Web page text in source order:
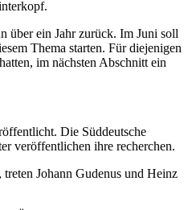
über ein Jahr zurück. Im Juni soll
Thema starten. Für diejenigen
im nächsten Abschnitt ein
Die Süddeutsche
veröffentlichen ihre recherchen.
Johann Gudenus und Heinz